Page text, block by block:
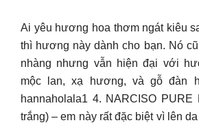
Ai yêu hương hoa thơm ngát kiêu
thì hương này dành cho bạn. Nó
nhàng nhưng vẫn hiện đại với
mộc lan, xạ hương, và gỗ đàn
hannaholala1 4. NARCISO PURE
trắng) – em này rất đặc biệt vì lên